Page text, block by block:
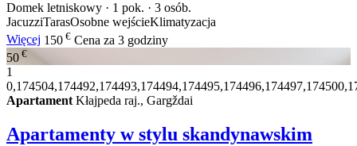
Domek letniskowy · 1 pok. · 3 osób.
JacuzziTarasOsobne wejścieKlimatyzacja
Więcej 150 € Cena za 3 godziny
50 €
1
Apartament Kłajpeda raj., Gargždai
Apartamenty w stylu skandynawskim